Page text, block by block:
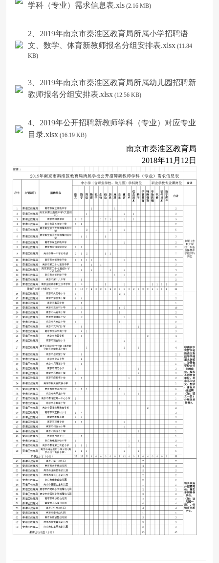
学科（专业）需求信息表.xls (2.16 MB)
2、2019年南京市秦淮区教育局所属小学招聘语
文、数学、体育新教师报名分组安排表.xlsx (11.84
KB)
3、2019年南京市秦淮区教育局所属幼儿园招聘新
教师报名分组安排表.xlsx (12.56 KB)
4、2019年公开招聘新教师学科（专业）对应专业
目录.xlsx (16.19 KB)
南京市秦淮区教育局
2018年11 月 12 日